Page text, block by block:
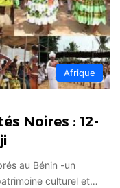
Afrique
Noires : 12-
au Bénin -un
culturel et…